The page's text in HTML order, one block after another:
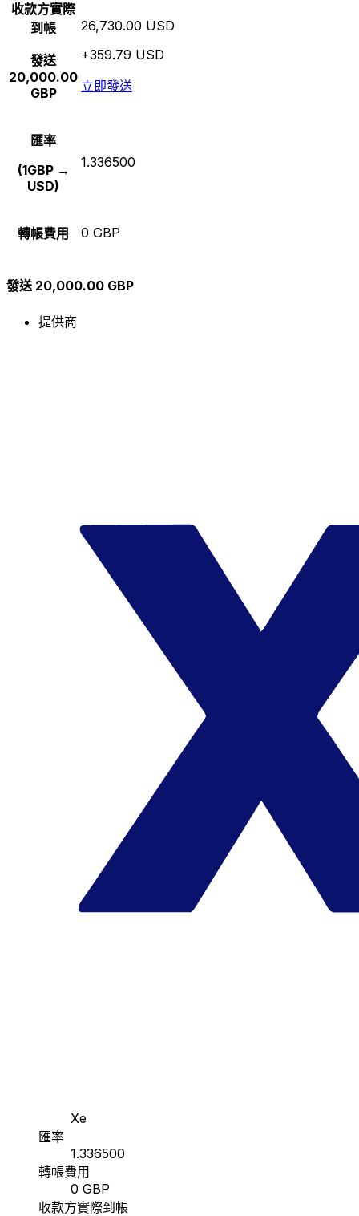
收款方實際
到帳
發送
20,000.00
GBP
26,730.00 USD
+359.79 USD
立即發送
匯率
(1GBP →
USD)
1.336500
轉帳費用 0 GBP
發送 20,000.00 GBP
提供商
Xe
匯率
1.336500
轉帳費用
0 GBP
收款方實際到帳